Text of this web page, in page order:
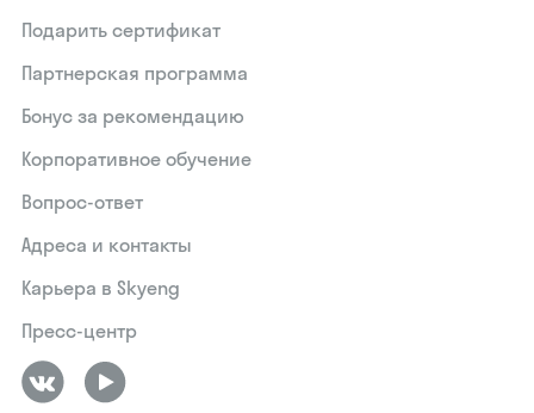
Подарить сертификат
Партнерская программа
Бонус за рекомендацию
Корпоративное обучение
Вопрос-ответ
Адреса и контакты
Карьера в Skyeng
Пресс-центр